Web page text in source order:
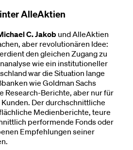
AlleAktien
C. Jakobund AlleAktien
aber revolutionären Idee:
den gleichen Zugang zu
wie ein institutioneller
war die Situation lange
wie Goldman Sachs
Research-Berichte, aber nur für
Der durchschnittliche
Medienberichte, teure
performende Fonds oder
Empfehlungen seiner